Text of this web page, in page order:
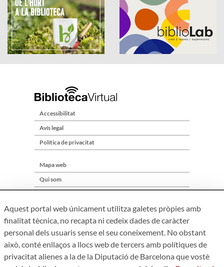
Accessibilitat
Avís legal
Política de privacitat
Mapa web
Qui som
Aquest portal web únicament utilitza galetes pròpies amb
finalitat tècnica, no recapta ni cedeix dades de caràcter
personal dels usuaris sense el seu coneixement. No obstant
això, conté enllaços a llocs web de tercers amb polítiques de
privacitat alienes a la de la Diputació de Barcelona que vostè